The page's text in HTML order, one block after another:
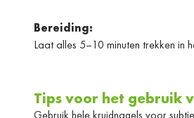
Bereiding:
Laat alles 5–10 minuten trekken in
Tips voor het gebruik
Gebruik hele kruidnagels voor